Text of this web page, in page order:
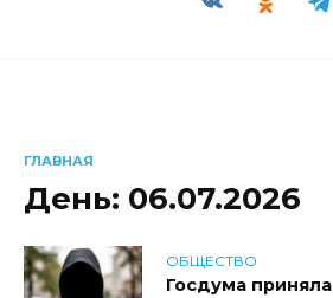
ГЛАВНАЯ
День: 06.07.2026
ОБЩЕСТВО
Госдума приняла